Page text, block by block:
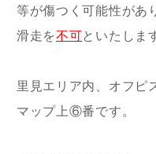
等が傷つく可能性があ
滑走を不可といたしま
里見エリア内、オ
マップ上⑥番です。